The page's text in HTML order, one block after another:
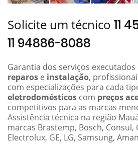
Solicite um técnico 11
11 94886-8088
Garantia dos serviços executados
reparos e instalação,
com especializações para cada
eletrodomésticos com preços
competitivos para as marcas
Assistência técnica na região
marcas Brastemp, Bosch, Consul,
Electrolux, GE, LG, Samsung,